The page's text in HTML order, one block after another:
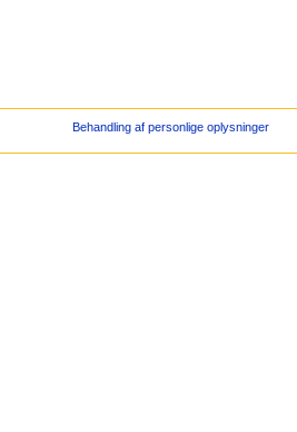
Behandling af personlige oplysninger